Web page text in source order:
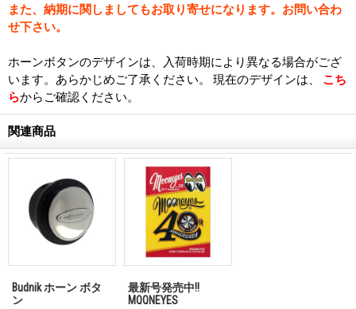
また、納期に関しましてもお取り寄せになります。お問い合わ
せ下さい。
ホーンボタンのデザインは、入荷時期により異なる場合がござ
います。あらかじめご了承ください。 現在のデザインは、 こち
らからご確認ください。
関連商品
Budnik ホーン ボタ
ン
最新号発売中!!
MQQNEYES